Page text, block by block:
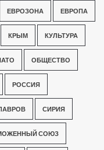
ЕВРОЗОНА ЕВРОПА
КРЫМ КУЛЬТУРА
ОБЩЕСТВО
РОССИЯ
СИРИЯ
СОЮЗ